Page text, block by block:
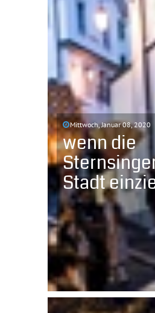
Mittwoch, Januar 08, 2020
wenn die
Stadt